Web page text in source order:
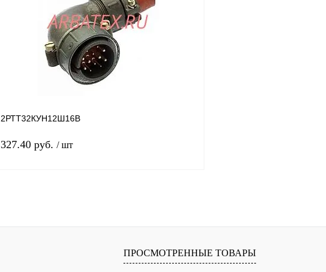
Купить в 1 клик Сравнение
В избранное
наличии
2РТТ32КУН12Ш16В
327.40 руб. / шт
Купить в 1 клик Сравнение
ПРОСМОТРЕННЫЕ ТОВАРЫ